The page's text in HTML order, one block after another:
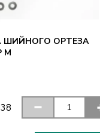
ШИЙНОГО ОРТЕЗА
M